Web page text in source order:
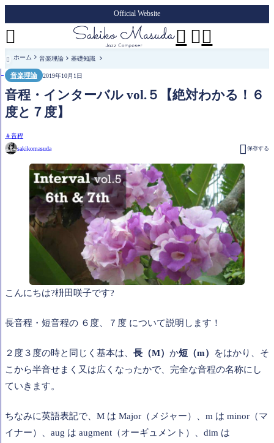
Official Website
 

 ホーム 音楽理論 基礎知識
音楽理論 2019年10月1日
音程・インターバル vol.５【絶対わかる！６
度と７度】
音程
sakikomasuda
 保存する
こんにちは?枡田咲子です?
長音程・短音程の ６度、７度 について説明します！
２度３度の時と同じく基本は、 長（M） か短（m）
をはかり、そ
こから半音せまく又は広くなったかで、完全な音程の名称にし
ていきます。
ちなみに英語表記で、M は Major（メジャー）、m は minor（マ
イナー）、aug は augment（オーギュメント）、dim は